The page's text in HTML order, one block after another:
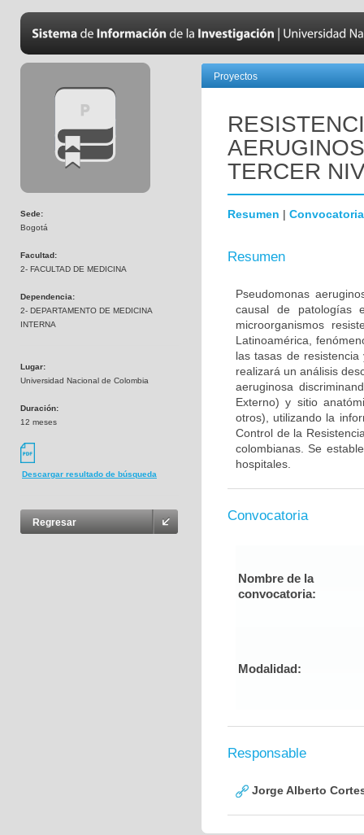
Sede:
Bogotá
Facultad:
2- FACULTAD DE MEDICINA
Dependencia:
2- DEPARTAMENTO DE MEDICINA
INTERNA
Lugar:
Universidad Nacional de Colombia
Duración:
12 meses
Descargar resultado de búsqueda
Regresar
Proyectos
TERCER
Resumen | Convocatoria
Resumen
Pseudomonas
causal de patologías
microorganismos
Latinoamérica,
las tasas de
realizará un análisis
aeruginosa
Externo) y sitio
otros), utilizando la
Control de la
colombianas. Se
hospitales.
Convocatoria
Nombre de la
convocatoria:
Modalidad:
Responsable
Jorge Alberto